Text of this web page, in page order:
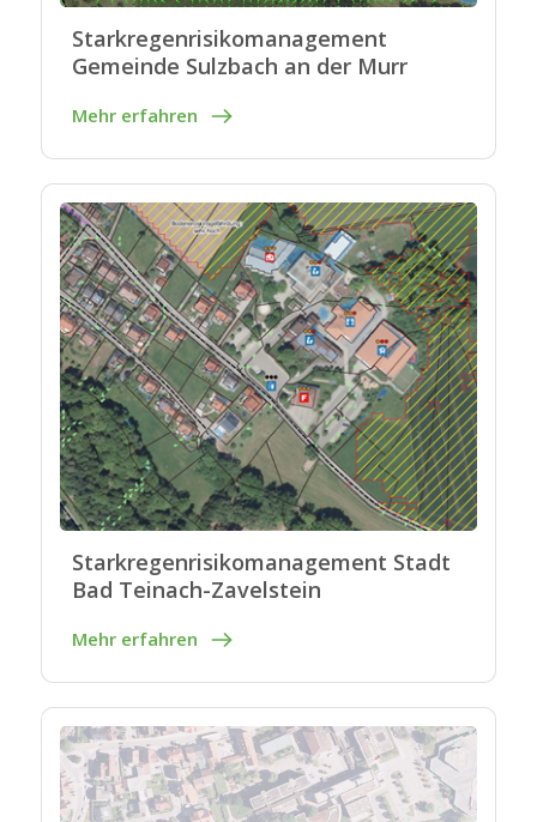
Starkregenrisikomanagement
Gemeinde Sulzbach an der Murr
Mehr erfahren
Starkregenrisikomanagement Stadt
Bad Teinach-Zavelstein
Mehr erfahren